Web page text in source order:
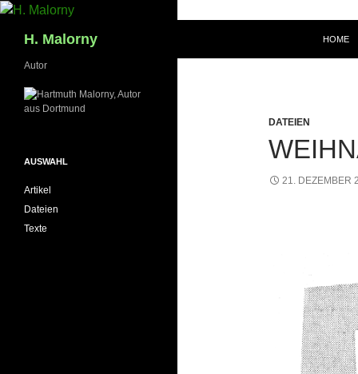
Zum
springenH. Malorny HOME
DATEIEN
21. DEZEMBER
Autor
AUSWAHL
Artikel
Dateien
Texte